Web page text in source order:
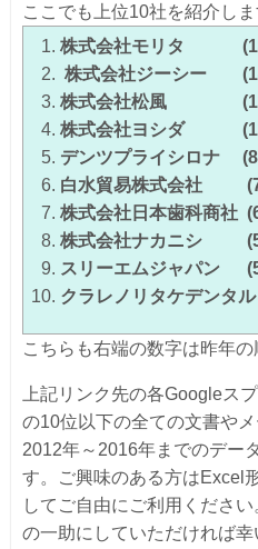
ここでも上位10社を紹介しま
株式会社モリタ
株式会社ジーシー
株式会社松風
株式会社ヨシダ
デンツプライシロナ
白水貿易株式会社
株式会社日本歯科商社
株式会社ナカニシ
スリーエムジャパン
クラレノリタケデンタ
こちらも右端の数字は昨年の
上記リンク先の各Googleス
の10位以下の全ての文書や
2012年～2016年までのデー
す。ご興味のある方はExcel
してご自由にご利用くださ
の一助にしていただければ幸